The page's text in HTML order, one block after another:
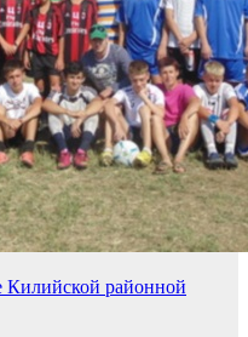
Килийской районной